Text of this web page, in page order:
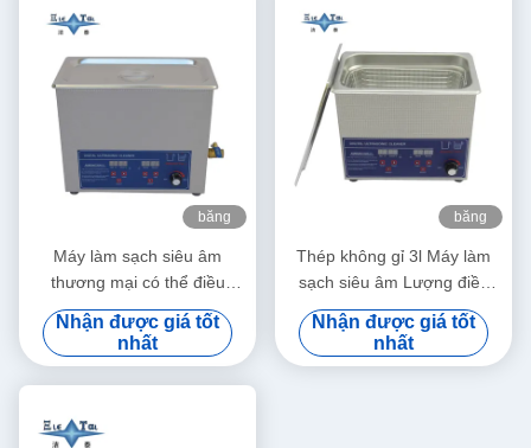
băng
Máy làm sạch siêu âm
thương mại có thể điều
chỉnh công suất 6L Máy làm
sạch siêu âm kỹ thuật số
70W - 180W
Nhận được giá tốt
nhất
băng
Thép không gỉ 3l Máy làm
sạch siêu âm Lượng điều
chỉnh Máy làm sạch siêu âm
nhỏ thông minh
Nhận được giá tốt
nhất